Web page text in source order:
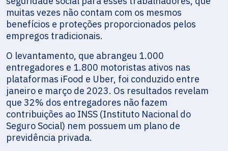
muitas vezes não contam com os mesmos
benefícios e proteções proporcionados pelos
empregos tradicionais.
O levantamento, que abrangeu 1.000
entregadores e 1.800 motoristas ativos nas
plataformas iFood e Uber, foi conduzido entre
janeiro e março de 2023. Os resultados revelam
que 32% dos entregadores não fazem
contribuições ao INSS (Instituto Nacional do
Seguro Social) nem possuem um plano de
previdência privada.